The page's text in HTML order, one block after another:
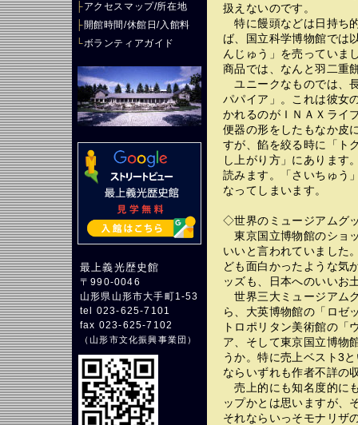
├アクセスマップ/所在地
├開館時間/休館日/入館料
└ボランティアガイド
最上義光歴史館
〒990-0046
山形県山形市大手町1-53
tel 023-625-7101
fax 023-625-7102
（山形市文化振興事業団 ）
扱えないのです。
特に饅頭などは日持ち
ば、国立科学博物館では
んじゅう」を売っていま
商品では、なんと羽二重
ユニークなものでは、
パパイア」。これは彼女
かれるのがＩＮＡＸライ
便器の形をしたもなか皮
すが、餡を絞る時に「ト
し上がり方」にあります
読みます。「さいちゅう
なってしまいます。
◇世界のミュージアムグ
東京国立博物館のショ
いいと言われていました
ども面白かったような気
ッズも、日本へのいいお
世界三大ミュージアム
ら、大英博物館の「ロゼ
トロポリタン美術館の「
ア、そして東京国立博物
うか。特に売上ベスト3
ならいずれも作者不詳の
売上的にも知名度的に
ップかとは思いますが、
それならいっそモナリザ